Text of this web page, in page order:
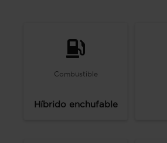
Combustible
Híbrido enchufable